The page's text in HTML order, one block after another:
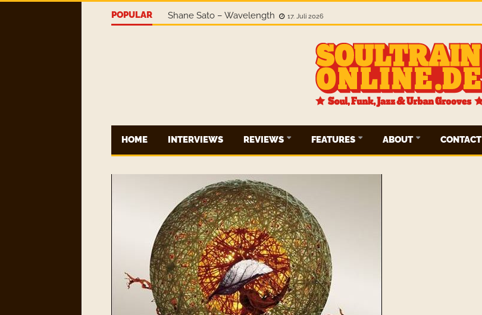
POPULAR Shane Sato – Wavelength 17. Juli 2026
HOME INTERVIEWS REVIEWS FEATURES ABOUT CONTACT